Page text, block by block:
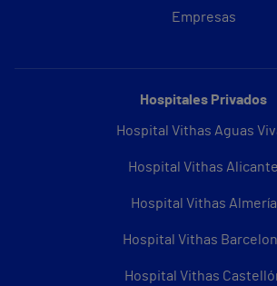
Empresas
Hospitales Privados
Hospital Vithas Aguas
Hospital Vithas Alicante
Hospital Vithas Almería
Hospital Vithas
Hospital Vithas